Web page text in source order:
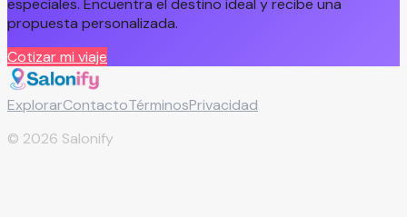
especiales. Encuentra el destino ideal y recibe una
propuesta personalizada.
Cotizar mi viaje
ExplorarContactoTérminosPrivacidad
© 2026 Salonify